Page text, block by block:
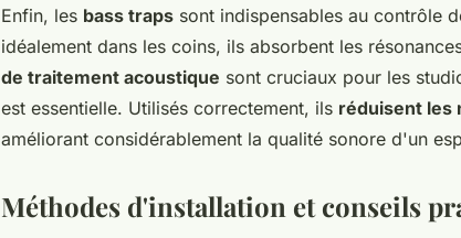
Enfin, les bass traps sont indispensables au contrôle
idéalement dans les coins, ils absorbent les
de traitement acoustique sont cruciaux pour les
est essentielle. Utilisés correctement, ils réduisent les
améliorant considérablement la qualité sonore d'un
Méthodes d'installation et conseils